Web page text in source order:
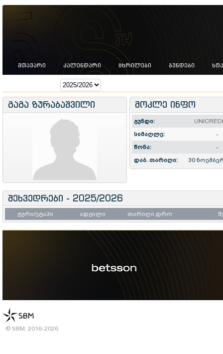
ᲛᲗᲐᲕᲐᲠᲘ ᲙᲐᲚᲔᲜᲓᲐᲠᲘ ᲪᲮᲠᲘᲚᲔᲑᲘ ᲒᲣᲜᲓᲔᲑᲘ
გაგა ზურაბაშვილი მოკლე ინფო
გუნდი:
სიმაღლე:
-
წონა:
-
დაბ. თარიღი:
30
შეხვედრები - 2025/2026
ტური/ეტაპი ადგილი თარიღი,დრო
© SBM, 2016-2026